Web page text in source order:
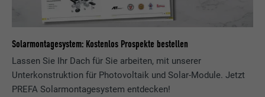
Solarmontagesystem: Kostenlos Prospekte bestellen
Lassen Sie Ihr Dach für Sie arbeiten, mit unserer
Unterkonstruktion für Photovoltaik und Solar-Module. Jetzt
PREFA Solarmontagesystem entdecken!